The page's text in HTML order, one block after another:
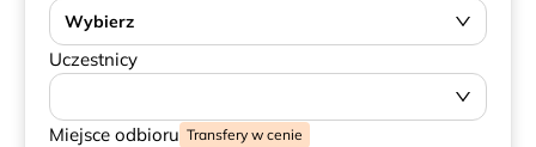
Wybierz
Uczestnicy
Miejsce odbioru Transfery w cenie